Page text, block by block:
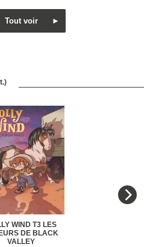
WIND T3 LES
DE BLACK
VALLEY